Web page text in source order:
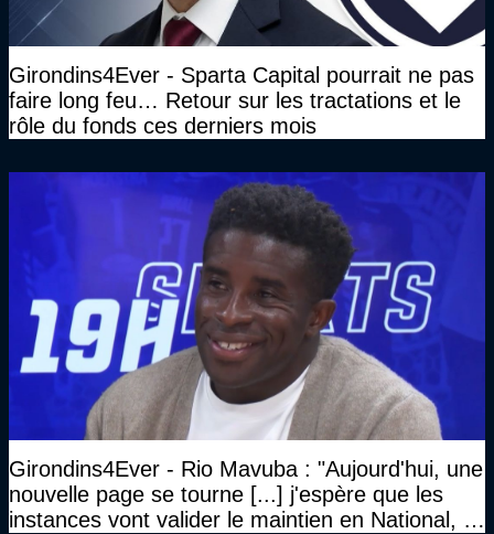
Girondins4Ever - Sparta Capital pourrait ne pas
faire long feu… Retour sur les tractations et le
rôle du fonds ces derniers mois
Girondins4Ever - Rio Mavuba : "Aujourd'hui, une
nouvelle page se tourne [...] j'espère que les
instances vont valider le maintien en National, et